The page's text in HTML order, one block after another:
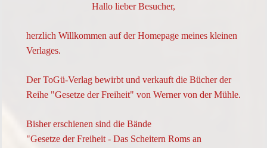
Hallo lieber Besucher,
herzlich Willkommen auf der Homepage meines kleinen
Verlages.
Der ToGü-Verlag bewirbt und verkauft die Bücher der
Reihe "Gesetze der Freiheit" von Werner von der Mühle.
Bisher erschienen sind die Bände
"Gesetze der Freiheit - Das Scheitern Roms an